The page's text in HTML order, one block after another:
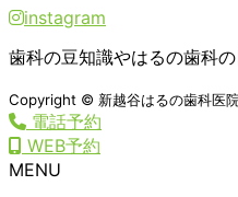
instagram
歯科の豆知識やはるの歯科
Copyright © 新越谷はるの歯科医
電話予約
WEB予約
MENU